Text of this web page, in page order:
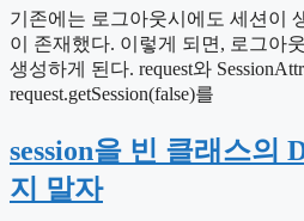
기존에는 로그아웃시에도 세션이
이 존재했다. 이렇게 되면, 로그아
생성하게 된다. request와
request.getSession(false)를
session을 빈 클래스의
지 말자